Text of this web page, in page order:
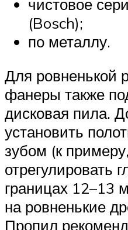
чистовое
(Bosch);
по металлу.
Для ровненькой
фанеры также
дисковая пила.
установить
зубом (к
отрегулировать
границах 12–13
на ровненькие
Пропил